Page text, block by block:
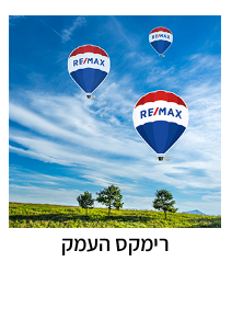
רימקס העמק